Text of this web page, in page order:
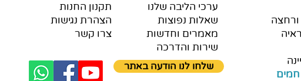
תקנון החנות
הצהרת נגישות
צרו קשר
ערכי הליבה שלנו
שאלות נפוצות
מאמרים וחדשות
שירות והדרכה
שלחו לנו הודעה באתר
ורחצה